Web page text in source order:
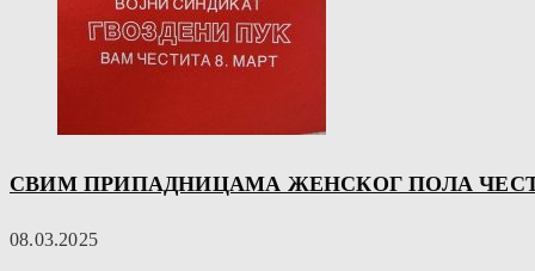
СВИМ ПРИПАДНИЦАМА ЖЕНСКОГ ПОЛА
08.03.2025